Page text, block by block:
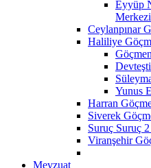
Eyyüp
Merkezi
Ceylanpınar
Haliliye
Yunus
Harran
Siverek
Suruç Suruç
Viranşehir
Mevzuat